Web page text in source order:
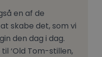
en af de
skabe det, som vi
den dag i dag.
‘Old Tom-stillen,